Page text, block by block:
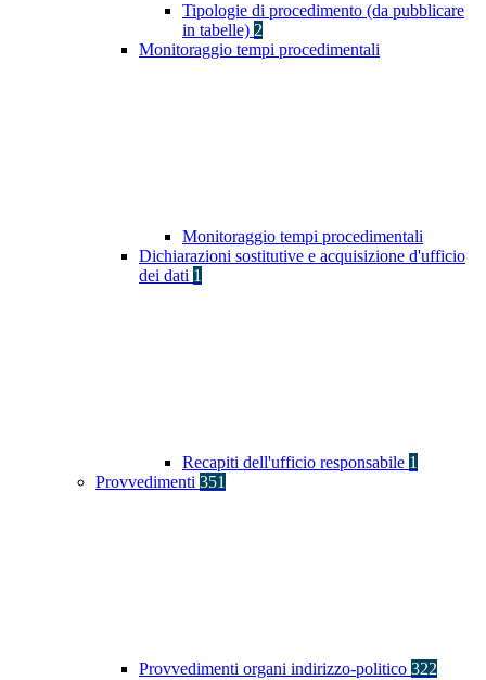
Tipologie di procedimento (da pubblicare
in tabelle) 2
Monitoraggio tempi procedimentali
Monitoraggio tempi procedimentali
Dichiarazioni sostitutive e acquisizione d'ufficio
dei dati 1
Recapiti dell'ufficio responsabile 1
Provvedimenti 351
Provvedimenti organi indirizzo-politico 322